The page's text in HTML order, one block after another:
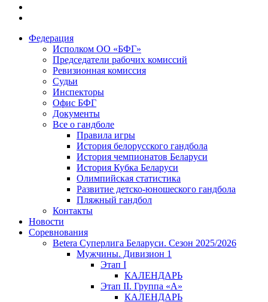
Федерация
Исполком ОО «БФГ»
Председатели рабочих комиссий
Ревизионная комиссия
Судьи
Инспекторы
Офис БФГ
Документы
Все о гандболе
Правила игры
История белорусского гандбола
История чемпионатов Беларуси
История Кубка Беларуси
Олимпийская статистика
Развитие детско-юношеского гандбола
Пляжный гандбол
Контакты
Новости
Соревнования
Betera Суперлига Беларуси. Сезон 2025/2026
Мужчины. Дивизион 1
Этап I
КАЛЕНДАРЬ
Этап II. Группа «А»
КАЛЕНДАРЬ